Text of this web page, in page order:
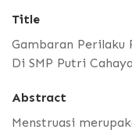
Title
Gambaran Perilaku
Di SMP Putri
Abstract
Menstruasi